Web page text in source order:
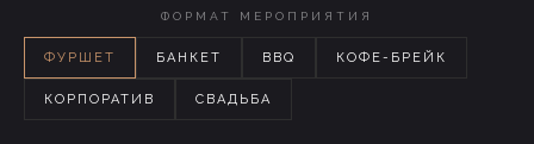
ФОРМАТ МЕРОПРИЯТИЯ
ФУРШЕТ БАНКЕТ BBQ КОФЕ-БРЕЙК
КОРПОРАТИВ СВАДЬБА